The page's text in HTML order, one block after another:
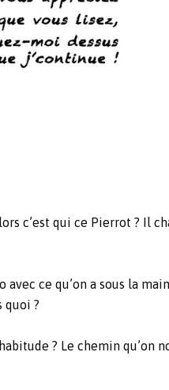
c’est qui ce Pierrot ? Il
ce qu’on a sous la
quoi ?
? Le chemin qu’on